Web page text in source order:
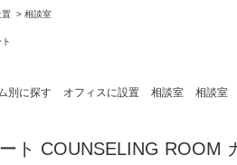
置 > 相談室
別に探す オフィスに設置 相談室 相談室
ト COUNSELING ROOM